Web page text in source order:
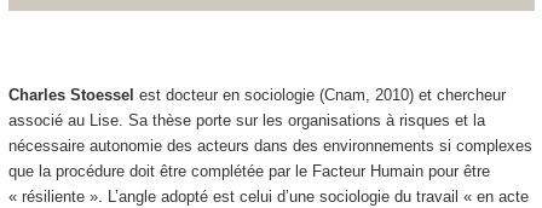
Charles Stoessel est docteur en sociologie (Cnam, 2010) et chercheur
associé au Lise. Sa thèse porte sur les organisations à risques et la
nécessaire autonomie des acteurs dans des environnements si complexes
que la procédure doit être complétée par le Facteur Humain pour être
« résiliente ». L’angle adopté est celui d’une sociologie du travail « en acte